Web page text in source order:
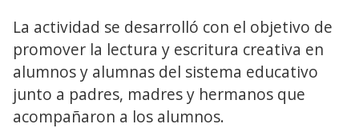
La actividad se desarrolló con el objetivo de
promover la lectura y escritura creativa en
alumnos y alumnas del sistema educativo
junto a padres, madres y hermanos que
acompañaron a los alumnos.